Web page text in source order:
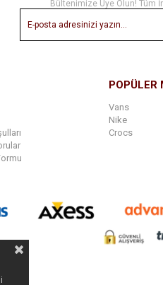
Bültenimize Üye Olun! Tüm
POPÜLER
Vans
Nike
Crocs